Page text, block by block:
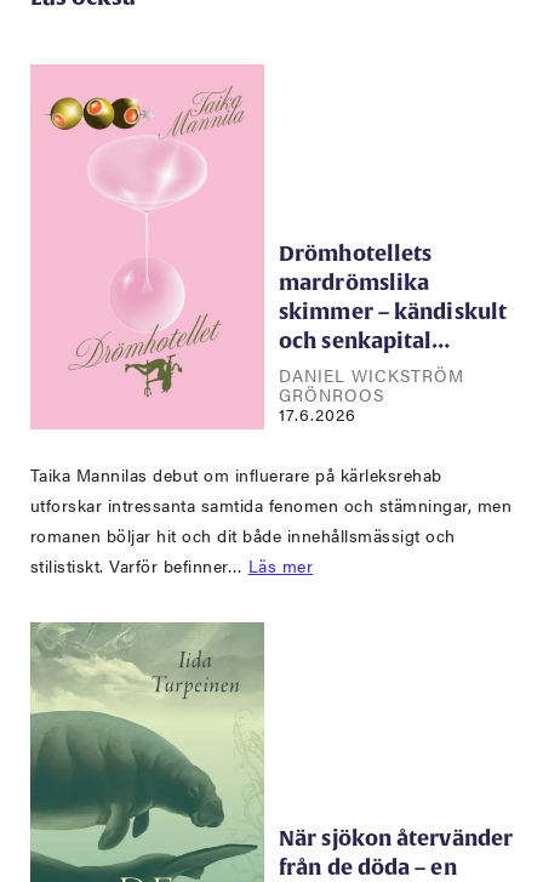
Drömhotellets
mardrömslika
skimmer – kändiskult
och senkapital…
DANIEL WICKSTRÖM
GRÖNROOS
17.6.2026
Taika Mannilas debut om influerare på kärleksrehab
utforskar intressanta samtida fenomen och stämningar, men
romanen böljar hit och dit både innehållsmässigt och
stilistiskt. Varför befinner… Läs mer
När sjökon återvänder
från de döda – en